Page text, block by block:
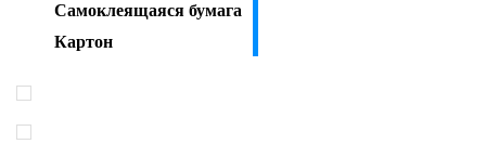
Самоклеящаяся бумага
Картон